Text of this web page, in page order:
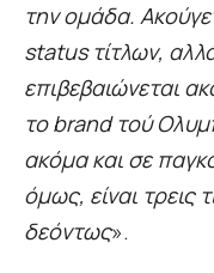
την ομάδα.
status τίτλων,
επιβεβαιώνεται
το brand τού
ακόμα και σε
όμως, είναι τρεις
δεόντως».